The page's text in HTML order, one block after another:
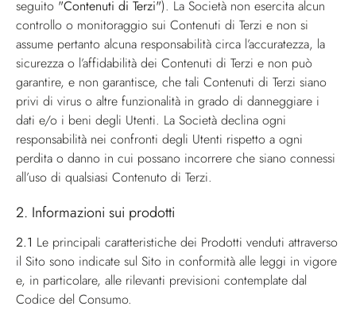
seguito "Contenuti di Terzi"). La Società non esercita alcun
controllo o monitoraggio sui Contenuti di Terzi e non si
assume pertanto alcuna responsabilità circa l’accuratezza, la
sicurezza o l’affidabilità dei Contenuti di Terzi e non può
garantire, e non garantisce, che tali Contenuti di Terzi siano
privi di virus o altre funzionalità in grado di danneggiare i
dati e/o i beni degli Utenti. La Società declina ogni
responsabilità nei confronti degli Utenti rispetto a ogni
perdita o danno in cui possano incorrere che siano connessi
all’uso di qualsiasi Contenuto di Terzi.
2. Informazioni sui prodotti
2.1 Le principali caratteristiche dei Prodotti venduti attraverso
il Sito sono indicate sul Sito in conformità alle leggi in vigore
e, in particolare, alle rilevanti previsioni contemplate dal
Codice del Consumo.